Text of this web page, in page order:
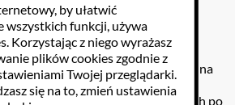
l, r (nagłos, śródgłos, wygłos)
ćwiczeń głosek l-r, l, r (nagłos,
może od 2 do 4 graczy. Gra polega na
po plastrze miodu. Start
czterech pól plastra miodu leżących po
by ułatwić
wszystkich funkcji, używa
. Korzystając z niego wyrażasz
plików cookies zgodnie z
Twojej przeglądarki.
się na to, zmień ustawienia